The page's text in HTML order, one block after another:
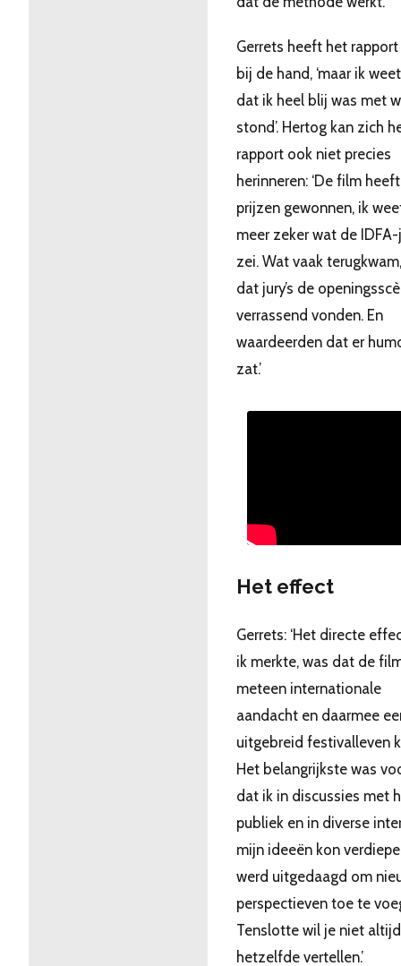
Gerrets heeft het
bij de hand, ‘maar ik
dat ik heel blij was met
stond’. Hertog kan zich
rapport ook niet precies
herinneren: ‘De film
prijzen gewonnen, ik
meer zeker wat de
zei. Wat vaak
dat jury’s de
verrassend vonden. En
waardeerden dat er
zat.’
Het effect
Gerrets: ‘Het directe
ik merkte, was dat de
meteen internationale
aandacht en daarmee
uitgebreid festivalleven
Het belangrijkste was
dat ik in discussies met
publiek en in diverse
mijn ideeën kon
werd uitgedaagd om
perspectieven toe te
Tenslotte wil je niet altijd
hetzelfde vertellen.’